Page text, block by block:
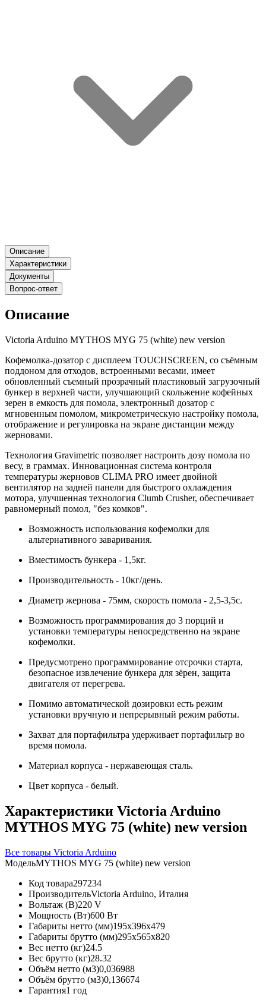
Описание
Характеристики
Документы
Вопрос-ответ
Описание
Victoria Arduino MYTHOS MYG 75 (white) new version
Кофемолка-дозатор с дисплеем TOUCHSCREEN, со съёмным
поддоном для отходов, встроенными весами, имеет
обновленный съемный прозрачный пластиковый загрузочный
бункер в верхней части, улучшающий скольжение кофейных
зерен в емкость для помола, электронный дозатор с
мгновенным помолом, микрометрическую настройку помола,
отображение и регулировка на экране дистанции между
жерновами.
Технология Gravimetric позволяет настроить дозу помола по
весу, в граммах. Инновационная система контроля
температуры жерновов CLIMA PRO имеет двойной
вентилятор на задней панели для быстрого охлаждения
мотора, улучшенная технология Clumb Crusher, обеспечивает
равномерный помол, "без комков".
Возможность использования кофемолки для
альтернативного заваривания.
Вместимость бункера - 1,5кг.
Производительность - 10кг/день.
Диаметр жернова - 75мм, скорость помола - 2,5-3,5с.
Возможность программирования до 3 порций и
установки температуры непосредственно на экране
кофемолки.
Предусмотрено программирование отсрочки старта,
безопасное извлечение бункера для зёрен, защита
двигателя от перегрева.
Помимо автоматической дозировки есть режим
установки вручную и непрерывный режим работы.
Захват для портафильтра удерживает портафильтр во
время помола.
Материал корпуса - нержавеющая сталь.
Цвет корпуса - белый.
Характеристики Victoria Arduino
MYTHOS MYG 75 (white) new version
Все товары Victoria Arduino
МодельMYTHOS MYG 75 (white) new version
Код товара297234
ПроизводительVictoria Arduino, Италия
Вольтаж (В)220 V
Мощность (Вт)600 Вт
Габариты нетто (мм)195x396x479
Габариты брутто (мм)295x565x820
Вес нетто (кг)24.5
Вес брутто (кг)28.32
Объём нетто (м3)0,036988
Объём брутто (м3)0,136674
Гарантия1 год